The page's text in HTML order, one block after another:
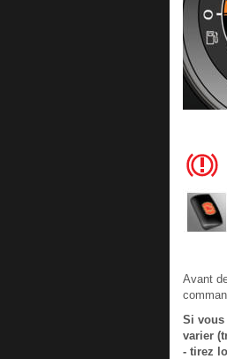
Avant
Si vous
varier
- tirez